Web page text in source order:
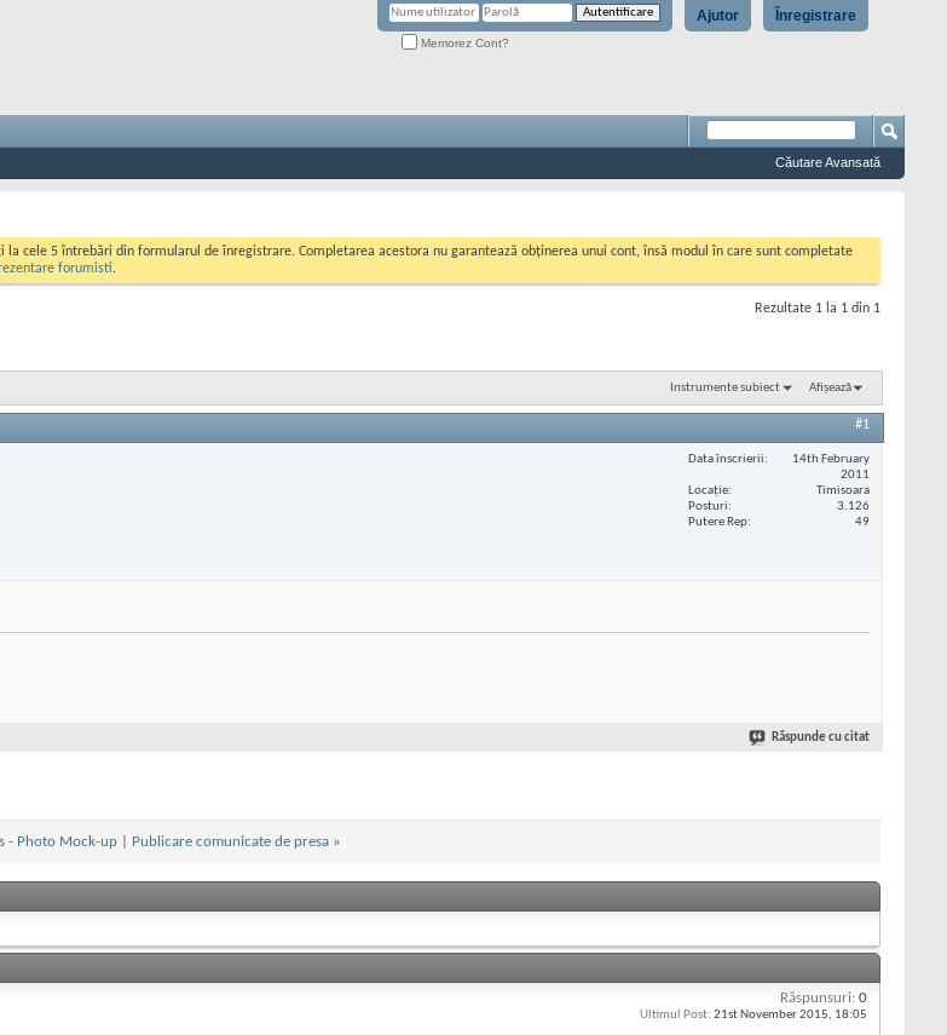
Înregistrare
Ajutor
Memorez Cont?
Căutare Avansată
la cele 5 întrebări din formularul de înregistrare. Completarea acestora nu garantează obținerea unui cont, însă modul în care sunt completate
forumisti.
Rezultate 1 la 1 din 1
Instrumente subiect Afișează
#1
Data înscrierii
14th February
2011
Locaţie
Timisoara
Posturi
3.126
Putere Rep
49
Răspunde cu citat
- Photo Mock-up| Publicare comunicate de presa »
Răspunsuri: 0
Ultimul Post: 21st November 2015, 18:05